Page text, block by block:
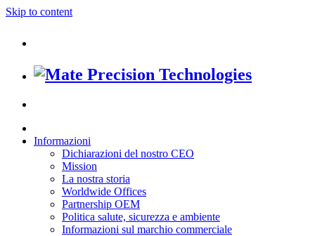
Skip to content
Informazioni
Dichiarazioni del nostro CEO
Mission
La nostra storia
Worldwide Offices
Partnership OEM
Politica salute, sicurezza e ambiente
Informazioni sul marchio commerciale